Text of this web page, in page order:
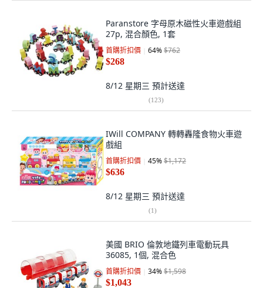
Paranstore 字母原木磁性火車遊戲組
27p, 混合顏色, 1套
首購折扣價 64%$762
$268
8/12 星期三 預計送達
(123)
IWill COMPANY 轉轉轟隆食物火車遊
戲組
首購折扣價 45%$1,172
$636
8/12 星期三 預計送達
(1)
美國 BRIO 倫敦地鐵列車電動玩具
36085, 1個, 混合色
首購折扣價 34%$1,598
$1,043